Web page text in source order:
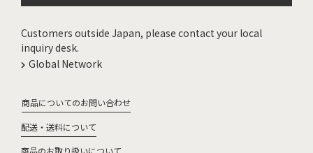
Customers outside Japan, please contact your local
inquiry desk.
Global Network
商品についてのお問い合わせ
配送・送料について